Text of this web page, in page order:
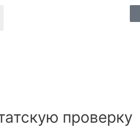
проверку